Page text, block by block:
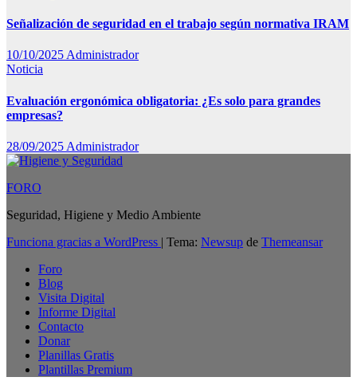
Señalización de seguridad en el trabajo según normativa IRAM
10/10/2025 Administrador
Noticia
Evaluación ergonómica obligatoria: ¿Es solo para grandes
empresas?
28/09/2025 Administrador
FORO
Seguridad, Higiene y Medio Ambiente
Funciona gracias a WordPress | Tema: Newsup de Themeansar
Foro
Blog
Visita Digital
Informe Digital
Contacto
Donar
Planillas Gratis
Plantillas Premium